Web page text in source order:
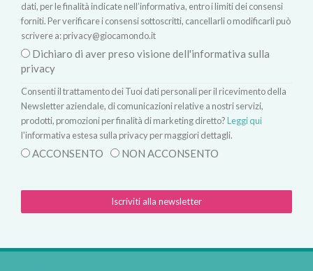
dati, per le finalità indicate nell’informativa, entro i limiti dei consensi
forniti. Per verificare i consensi sottoscritti, cancellarli o modificarli può
scrivere a:privacy@giocamondo.it
Dichiaro di aver preso visione dell'informativa sulla
privacy
Consenti il trattamento dei Tuoi dati personali per il ricevimento della
Newsletter aziendale, di comunicazioni relative a nostri servizi,
prodotti, promozioni per finalità di marketing diretto?Leggi qui
l'informativa estesa sulla privacy per maggiori dettagli.
ACCONSENTO NON ACCONSENTO
Iscriviti alla newsletter